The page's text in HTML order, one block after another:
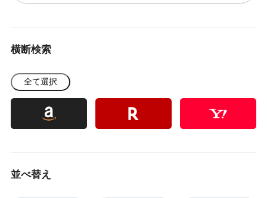
横断検索
全て選択
並べ替え